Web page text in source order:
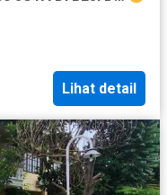
Lihat detail